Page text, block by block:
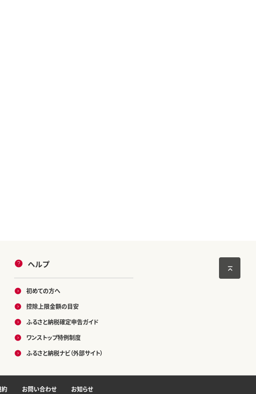
ヘルプ
初めての方へ
控除上限金額の目安
ふるさと納税確定申告ガイド
ワンストップ特例制度
ふるさと納税ナビ（外部サイト）
約 お問い合わせ お知らせ